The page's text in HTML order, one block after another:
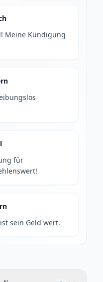
Meine Kündigung
für
sein Geld wert.